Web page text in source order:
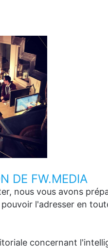
DE FW.MEDIA
nous vous avons
l'adresser en
concernant